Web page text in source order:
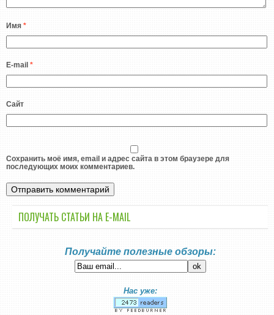
Имя *
E-mail *
Сайт
Сохранить моё имя, email и адрес сайта в этом браузере для
последующих моих комментариев.
ПОЛУЧАТЬ СТАТЬИ НА E-MАIL
Получайте полезные обзоры:
Нас уже: